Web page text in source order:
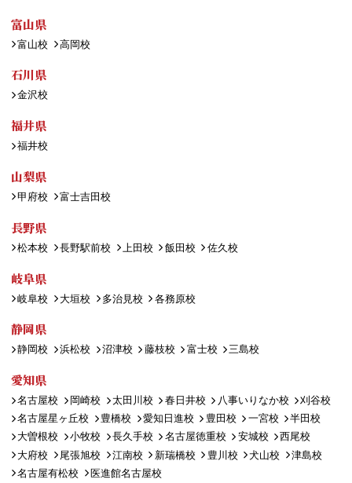
富山県
富山校 高岡校
石川県
金沢校
福井県
福井校
山梨県
甲府校 富士吉田校
長野県
松本校 長野駅前校 上田校 飯田校 佐久校
岐阜県
岐阜校 大垣校 多治見校 各務原校
静岡県
静岡校 浜松校 沼津校 藤枝校 富士校 三島校
愛知県
名古屋校 岡崎校 太田川校 春日井校 八事いりなか校
刈谷校
名古屋星ヶ丘校
豊橋校 愛知日進校 豊田校 一宮校
半田校
大曽根校
小牧校 長久手校 名古屋徳重校 安城校
西尾校
大府校
尾張旭校 江南校 新瑞橋校 豊川校 犬山校
津島校
名古屋有松校
医進館名古屋校